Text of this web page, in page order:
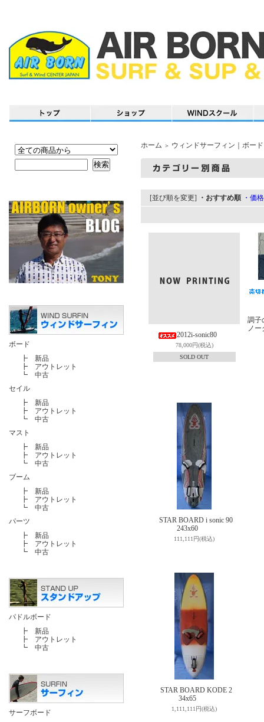
ボード
┣ 新品
┣ アウトレット
┗ 中古
セイル
┣ 新品
┣ アウトレット
┗ 中古
マスト
┣ 新品
┣ アウトレット
┗ 中古
ブーム
┣ 新品
┣ アウトレット
┗ 中古
パーツ
┣ 新品
┣ アウトレット
┗ 中古
パドルボード
┣ 新品
┣ アウトレット
┗ 中古
サーフボード
ホーム ＞ ウィンドサーフィン｜ボー
[並び順を変更] ・おすすめ順 ・価
2012i-sonic80
78,000円(税込)
SOLD OUT
調
ノ
STAR BOARD i sonic 90
243x60
111,111円(税込)
STAR BOARD KODE 2
34x65
1,111,111円(税込)